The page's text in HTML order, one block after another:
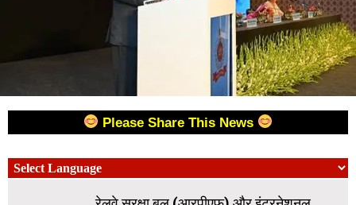
Please Share This News